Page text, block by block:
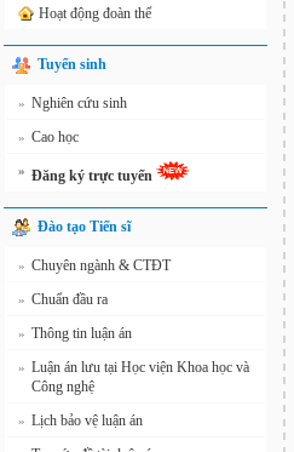
Hoạt động đoàn thể
Tuyển sinh
» Nghiên cứu sinh
» Cao học
» Đăng ký trực tuyến
Đào tạo Tiến sĩ
» Chuyên ngành & CTĐT
» Chuẩn đầu ra
» Thông tin luận án
» Luận án lưu tại Học viện Khoa học và
Công nghệ
» Lịch bảo vệ luận án